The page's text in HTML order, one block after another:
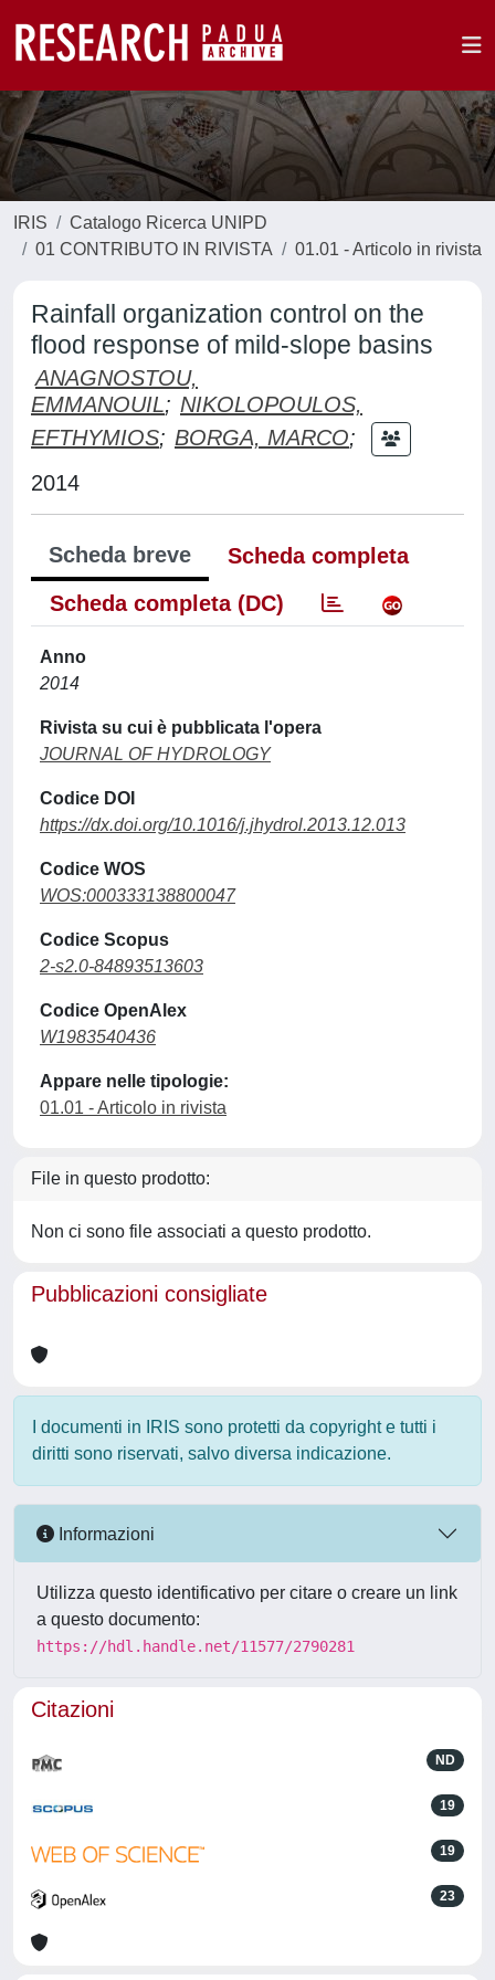
IRIS
Catalogo Ricerca UNIPD
01 CONTRIBUTO IN RIVISTA
01.01 - Articolo in rivista
Rainfall organization control on the
flood response of mild-slope basins
ANAGNOSTOU,
EMMANOUIL; NIKOLOPOULOS,
EFTHYMIOS; BORGA, MARCO;
2014
Scheda breve
Scheda completa
Scheda completa (DC)
Anno
2014
Rivista su cui è pubblicata l'opera
JOURNAL OF HYDROLOGY
Codice DOI
https://dx.doi.org/10.1016/j.jhydrol.2013.12.013
Codice WOS
WOS:000333138800047
Codice Scopus
2-s2.0-84893513603
Codice OpenAlex
W1983540436
Appare nelle tipologie:
01.01 - Articolo in rivista
File in questo prodotto:
Non ci sono file associati a questo prodotto.
Pubblicazioni consigliate
I documenti in IRIS sono protetti da copyright e tutti i
diritti sono riservati, salvo diversa indicazione.
Informazioni
Utilizza questo identificativo per citare o creare un link
a questo documento:
https://hdl.handle.net/11577/2790281
Citazioni
ND
19
19
23